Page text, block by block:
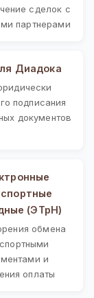
сделок с
партнерами
Диадока
подписания
документов
(ЭТрН)
обмена
и
оплаты